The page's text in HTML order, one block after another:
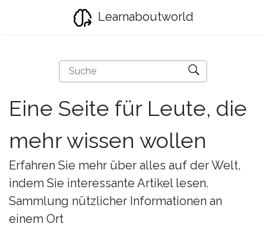
Learnaboutworld
Eine Seite für Leute, die
mehr wissen wollen
Erfahren Sie mehr über alles auf der Welt,
indem Sie interessante Artikel lesen.
Sammlung nützlicher Informationen an
einem Ort